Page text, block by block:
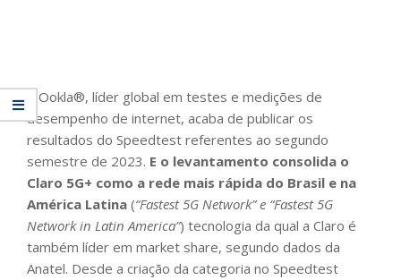
A Ookla®, líder global em testes e medições de
desempenho de internet, acaba de publicar os
resultados do Speedtest referentes ao segundo
semestre de 2023. E o levantamento consolida o
Claro 5G+ como a rede mais rápida do Brasil e na
América Latina (“Fastest 5G Network” e “Fastest 5G
Network in Latin America”) tecnologia da qual a Claro é
também líder em market share, segundo dados da
Anatel. Desde a criação da categoria no Speedtest